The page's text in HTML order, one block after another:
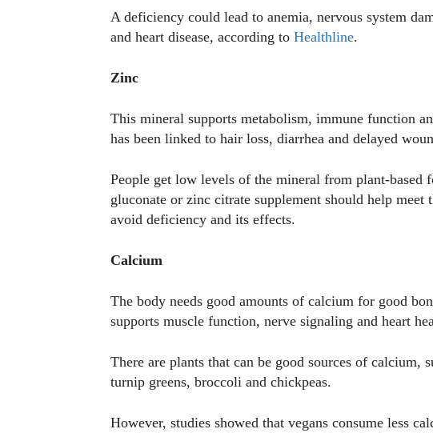
A deficiency could lead to anemia, nervous system
and heart disease, according to Healthline.
Zinc
This mineral supports metabolism, immune function
has been linked to hair loss, diarrhea and delayed
People get low levels of the mineral from plant-based
gluconate or zinc citrate supplement should help meet
avoid deficiency and its effects.
Calcium
The body needs good amounts of calcium for good
supports muscle function, nerve signaling and heart
There are plants that can be good sources of calcium,
turnip greens, broccoli and chickpeas.
However, studies showed that vegans consume less